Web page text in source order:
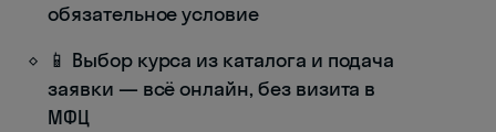
обязательное условие
📱 Выбор курса из каталога и подача
заявки — всё онлайн, без визита в
МФЦ